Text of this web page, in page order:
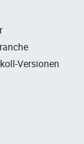
Versionen